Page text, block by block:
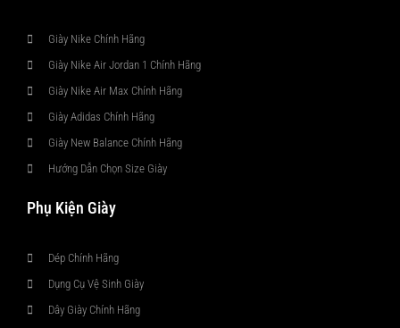
Giày Nike Chính Hãng
Giày Nike Air Jordan 1 Chính Hãng
Giày Nike Air Max Chính Hãng
Giày Adidas Chính Hãng
Giày New Balance Chính Hãng
Hướng Dẫn Chọn Size Giày
Phụ Kiện Giày
Dép Chính Hãng
Dụng Cụ Vệ Sinh Giày
Dây Giày Chính Hãng